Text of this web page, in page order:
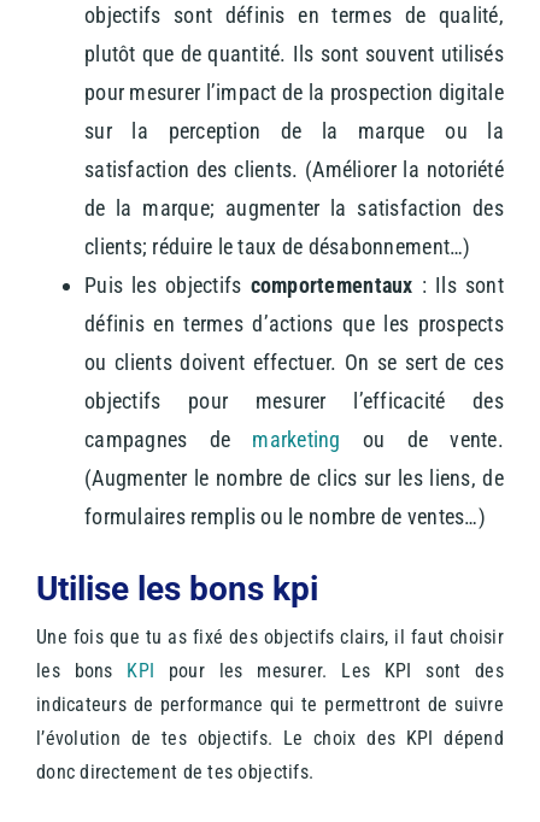
objectifs sont définis en termes de qualité,
plutôt que de quantité. Ils sont souvent utilisés
pour mesurer l’impact de la prospection digitale
sur la perception de la marque ou la
satisfaction des clients. (Améliorer la notoriété
de la marque; augmenter la satisfaction des
clients; réduire le taux de désabonnement…)
Puis les objectifs comportementaux : Ils sont
définis en termes d’actions que les prospects
ou clients doivent effectuer. On se sert de ces
objectifs pour mesurer l’efficacité des
campagnes de marketing ou de vente.
(Augmenter le nombre de clics sur les liens, de
formulaires remplis ou le nombre de ventes…)
Utilise les bons kpi
Une fois que tu as fixé des objectifs clairs, il faut choisir
les bons KPI pour les mesurer. Les KPI sont des
indicateurs de performance qui te permettront de suivre
l’évolution de tes objectifs. Le choix des KPI dépend
donc directement de tes objectifs.